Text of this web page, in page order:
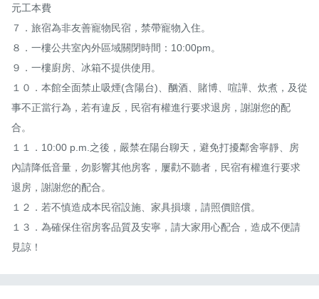
元工本費
７．旅宿為非友善寵物民宿，禁帶寵物入住。
８．一樓公共室內外區域關閉時間：10:00pm。
９．一樓廚房、冰箱不提供使用。
１０．本館全面禁止吸煙(含陽台)、酗酒、賭博、喧譁、炊煮，及從
事不正當行為，若有違反，民宿有權進行要求退房，謝謝您的配
合。
１１．10:00 p.m.之後，嚴禁在陽台聊天，避免打擾鄰舍寧靜、房
內請降低音量，勿影響其他房客，屢勸不聽者，民宿有權進行要求
退房，謝謝您的配合。
１２．若不慎造成本民宿設施、家具損壞，請照價賠償。
１３．為確保住宿房客品質及安寧，請大家用心配合，造成不便請
見諒！